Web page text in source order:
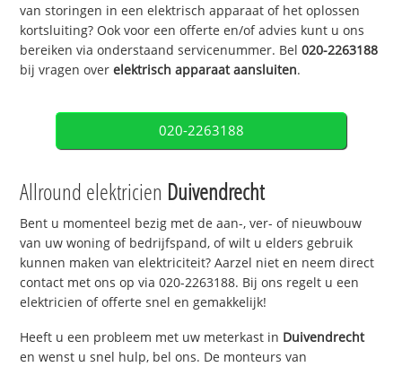
van storingen in een elektrisch apparaat of het oplossen
kortsluiting? Ook voor een offerte en/of advies kunt u ons
bereiken via onderstaand servicenummer. Bel020-2263188
bij vragen overelektrisch apparaat aansluiten.
020-2263188
Allround elektricien Duivendrecht
Bent u momenteel bezig met de aan-, ver- of nieuwbouw
van uw woning of bedrijfspand, of wilt u elders gebruik
kunnen maken van elektriciteit? Aarzel niet en neem direct
contact met ons op via 020-2263188. Bij ons regelt u een
elektricien of offerte snel en gemakkelijk!
Heeft u een probleem met uw meterkast in Duivendrecht
en wenst u snel hulp, bel ons. De monteurs van